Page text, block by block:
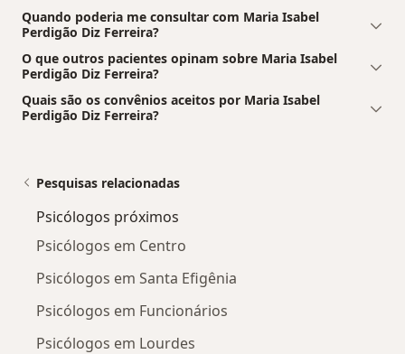
Quando poderia me consultar com Maria Isabel
Perdigão Diz Ferreira?
O que outros pacientes opinam sobre Maria Isabel
Perdigão Diz Ferreira?
Quais são os convênios aceitos por Maria Isabel
Perdigão Diz Ferreira?
Pesquisas relacionadas
Psicólogos próximos
Psicólogos em Centro
Psicólogos em Santa Efigênia
Psicólogos em Funcionários
Psicólogos em Lourdes